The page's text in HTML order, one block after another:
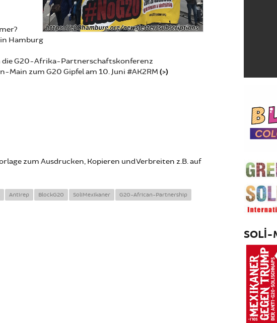
in Hamburg
die G20-Afrika-Partnerschaftskonferenz
Main zum G20 Gipfel am 10. Juni #AK2RM (>)
zum Ausdrucken, Kopieren und Verbreiten z.B. auf
Antirep BlockG20 SoliMexikaner G20-African-Partnership
SOLI-